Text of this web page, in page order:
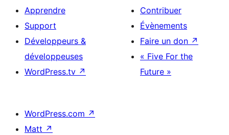
Apprendre
Support
Développeurs &
développeuses
WordPress.tv ↗
Contribuer
Évènements
Faire un don ↗
« Five For the
Future »
WordPress.com ↗
Matt ↗